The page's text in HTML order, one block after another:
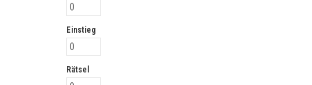
Einstieg
Rätsel